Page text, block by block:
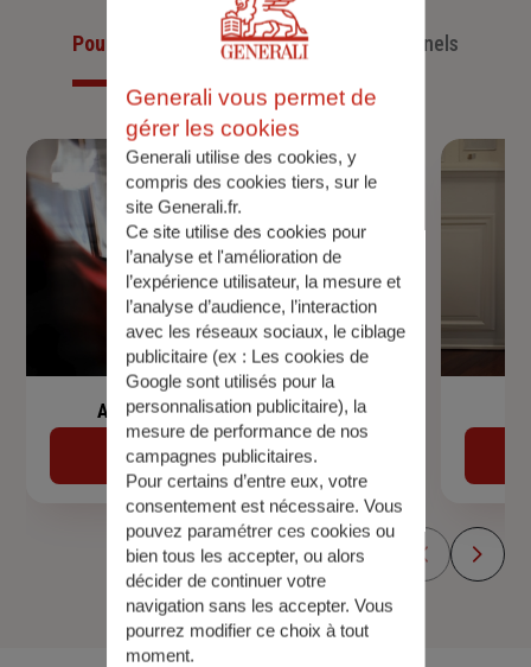
Pour les particuliersPour les professionnels
Assurance de prêt immobilier
Découvrir
Découvrir toutes nos offres
Generali vous permet de
gérer les cookies
Generali utilise des cookies, y
compris des cookies tiers, sur le
site Generali.fr.
Ce site utilise des cookies pour
l’analyse et l'amélioration de
l’expérience utilisateur, la mesure et
l’analyse d’audience, l’interaction
avec les réseaux sociaux, le ciblage
publicitaire (ex : Les cookies de
Google sont utilisés pour la
personnalisation publicitaire), la
mesure de performance de nos
campagnes publicitaires.
Pour certains d’entre eux, votre
consentement est nécessaire. Vous
pouvez paramétrer ces cookies ou
bien tous les accepter, ou alors
décider de continuer votre
navigation sans les accepter. Vous
pourrez modifier ce choix à tout
moment.